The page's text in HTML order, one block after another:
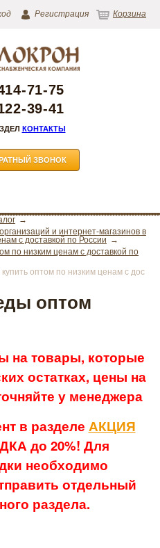
Регистрация Корзина
71-75
39-41
КОНТАКТЫ
ЗВОНОК
и интернет-магазинов в
с доставкой по России
по низким ценам с доставкой по
оптом по низким ценам с дос
оптом
на товары, которые
остатках, цены на
у менеджера
в разделе АКЦИЯ
до 20%! Для
необходимо
отдельный
раздела.